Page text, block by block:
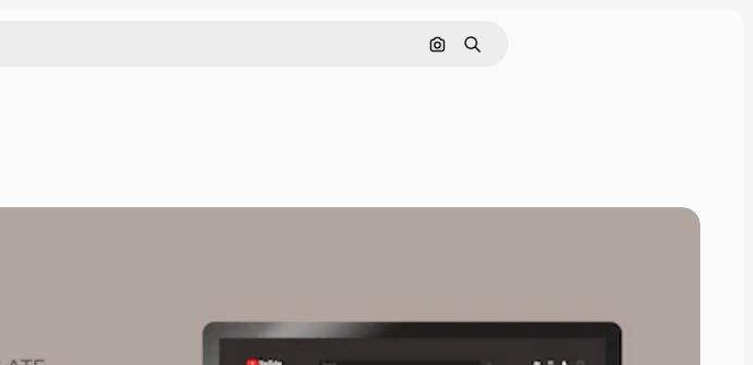
Cerca per immagine
Ricerca